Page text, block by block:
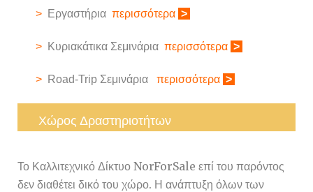
> Εργαστήρια περισσότερα >
> Κυριακάτικα Σεμινάρια περισσότερα >
> Road-Trip Σεμινάρια περισσότερα >
Χώρος Δραστηριοτήτων
Το Καλλιτεχνικό Δίκτυο NorForSale επί του παρόντος
δεν διαθέτει δικό του χώρο. Η ανάπτυξη όλων των